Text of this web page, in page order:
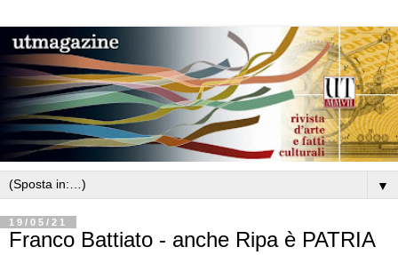
▼
19/05/21
Franco Battiato - anche Ripa è PATRIA